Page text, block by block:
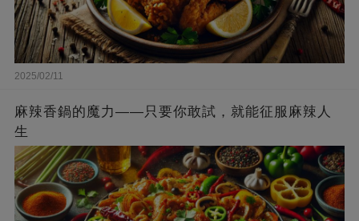
2025/02/11
麻辣香鍋的魔力——只要你敢試，就能征服麻辣人
生